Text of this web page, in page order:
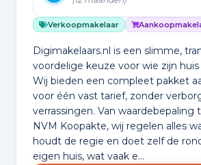
Verkoopmakelaar
Digimakelaars.nl is een slimme,
voordelige keuze voor wie zijn
Wij bieden een compleet pakket
voor één vast tarief, zonder
verrassingen. Van waardebepaling
NVM Koopakte, wij regelen alles
houdt de regie en doet zelf de
eigen huis, wat vaak e...